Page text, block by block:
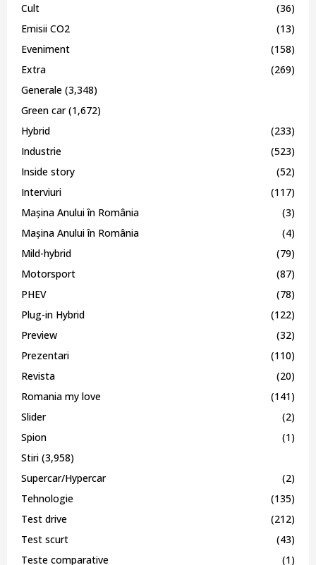
Cult
(36)
Emisii CO2
(13)
Eveniment
(158)
Extra
(269)
Generale (3,348)
Green car(1,672)
Hybrid
(233)
Industrie
(523)
Inside story
(52)
Interviuri
(117)
Mașina Anului în România
(3)
Mașina Anului în România
(4)
Mild-hybrid
(79)
Motorsport
(87)
PHEV
(78)
Plug-in Hybrid
(122)
Preview
(32)
Prezentari
(110)
Revista
(20)
Romania my love
(141)
Slider
(2)
Spion
(1)
Stiri (3,958)
Supercar/Hypercar
(2)
Tehnologie
(135)
Test drive
(212)
Test scurt
(43)
Teste comparative
(1)